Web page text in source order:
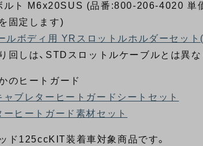
ルト M6x20SUS (品番:800-206-4020 単
固定します)
ルボディ用 YRスロットルホルダーセッ
回しは、STDスロットルケーブルとは異な
のヒートガード
ャブレターヒートガードシートセット
ーヒートガード素材セット
ド125ccKIT装着車対象商品です。